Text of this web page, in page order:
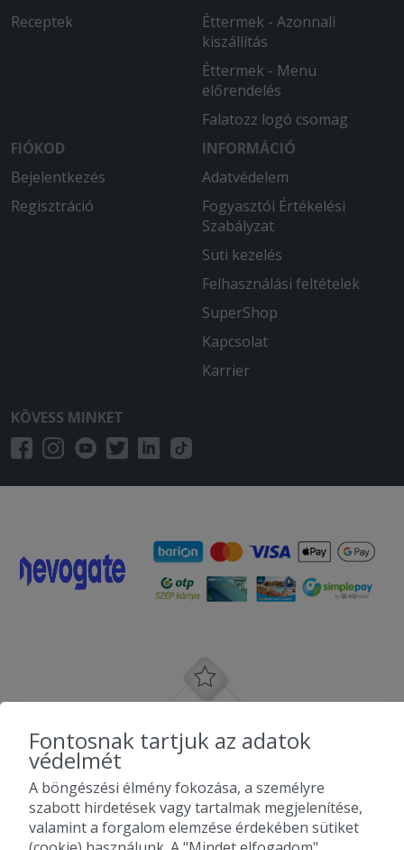
Receptek
Éttermek - Azonnali
kiszállítás
Éttermek - Menü
előrendelés
Falatozz logó csomag
FIÓKOD
Bejelentkezés
Regisztráció
INFORMÁCIÓ
Adatvédelem
Fogyasztói Értékelési
Szabályzat
Süti kezelés
Felhasználási feltételek
SuperShop
Kapcsolat
Karrier
KÖVESS MINKET
Fontosnak tartjuk az adatok
védelmét
A böngészési élmény fokozása, a személyre
szabott hirdetések vagy tartalmak megjelenítése,
valamint a forgalom elemzése érdekében sütiket